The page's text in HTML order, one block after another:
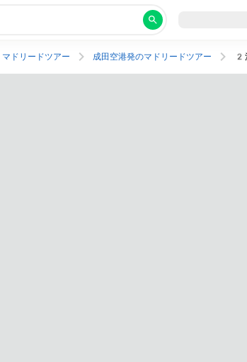
マドリードツアー 成田空港発のマドリードツアー